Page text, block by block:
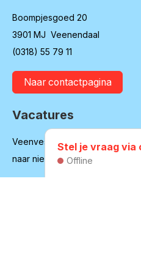
Boompjesgoed 20
3901 MJ Veenendaal
(0318) 55 79 11
Naar contactpagina
Vacatures
Veenvesters blijft in
naar nieuwe medewerkers
Stel je vraag via
Offline